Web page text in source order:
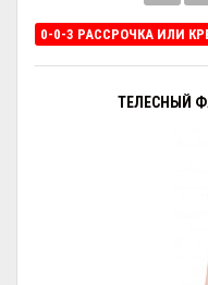
0-0-3 РАССРОЧКА ИЛИ
ТЕЛЕСНЫЙ